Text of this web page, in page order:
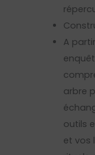
A
arbre
outils
et vos